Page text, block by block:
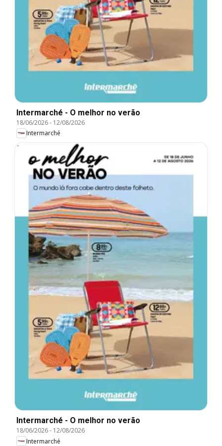
Intermarché - O melhor no verão
18/06/2026- 12/08/2026
Intermarché
Intermarché - O melhor no verão
18/06/2026- 12/08/2026
Intermarché